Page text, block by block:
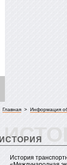
Главная > Информация
ИСТОРИЯ
История